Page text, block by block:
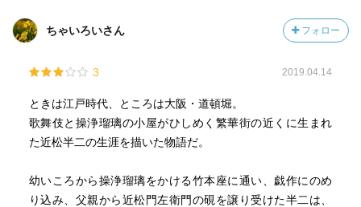
ちゃいろいさん フォロー
3 2019.04.14
ときは江戸時代、ところは大阪・道頓堀。
歌舞伎と操浄瑠璃の小屋がひしめく繁華街の近くに生まれ
た近松半二の生涯を描いた物語だ。
幼いころから操浄瑠璃をかける竹本座に通い、戯作にのめ
り込み、父親から近松門左衛門の硯を譲り受けた半二は、